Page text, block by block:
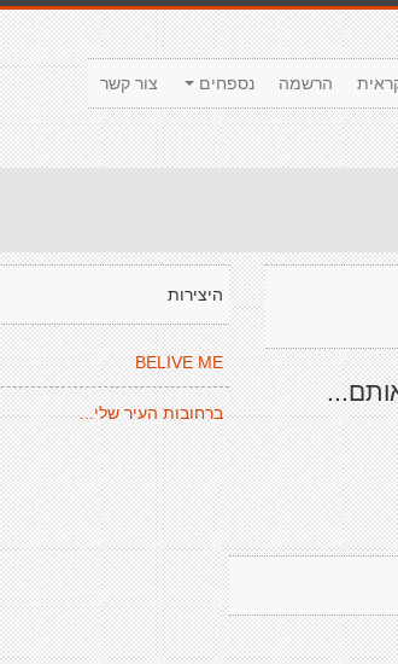
צור קשר נספחים הרשמה
היצירות
BELIVE ME
ברחובות העיר שלי...